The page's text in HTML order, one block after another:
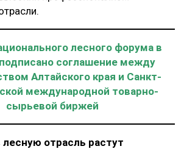
лесного форума в
соглашение между
Алтайского края и Санкт-
международной товарно-
сырьевой биржей
отрасль растут